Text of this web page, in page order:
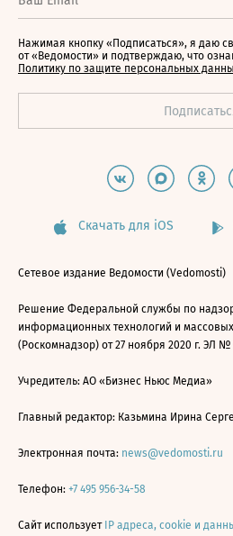
Нажимая кнопку «Подписаться», я даю
от «Ведомости» и подтверждаю, что
Политику по защите персональных
Скачать для iOS
Сетевое издание Ведомости (Vedomosti)
Решение Федеральной службы по
информационных технологий и
(Роскомнадзор) от 27 ноября 2020 г. ЭЛ №
Учредитель: АО «Бизнес Ньюс Медиа»
Главный редактор: Казьмина Ирина
Электронная почта: news@vedomosti.ru
Телефон: +7 495 956-34-58
Сайт использует IP адреса, cookie и